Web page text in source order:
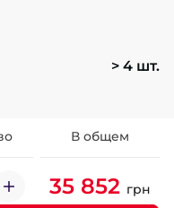
> 4 шт.
В общем
35 852 грн